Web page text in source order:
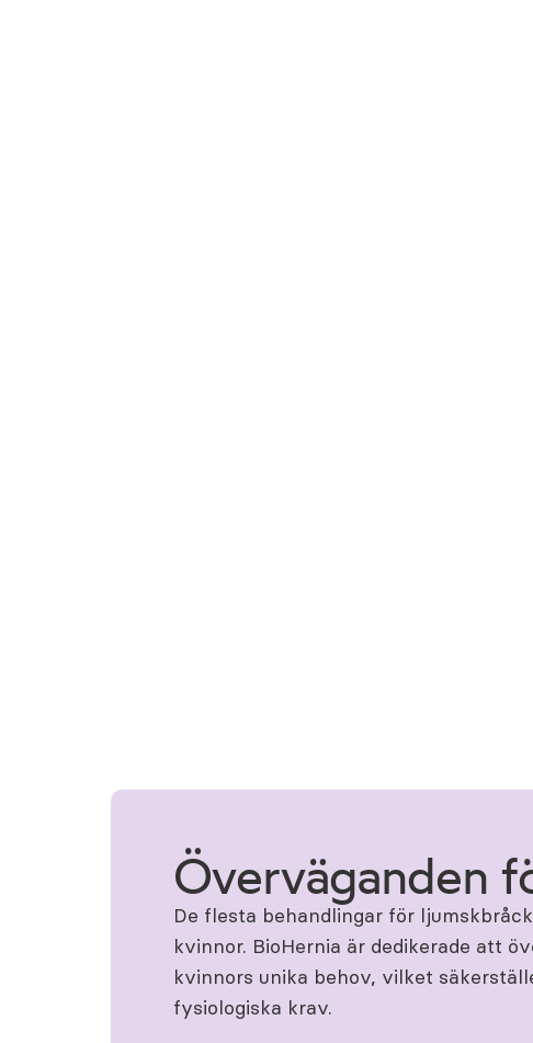
Överväganden
De flesta behandlingar för
kvinnor. BioHernia är dedikerade att
kvinnors unika behov, vilket
fysiologiska krav.